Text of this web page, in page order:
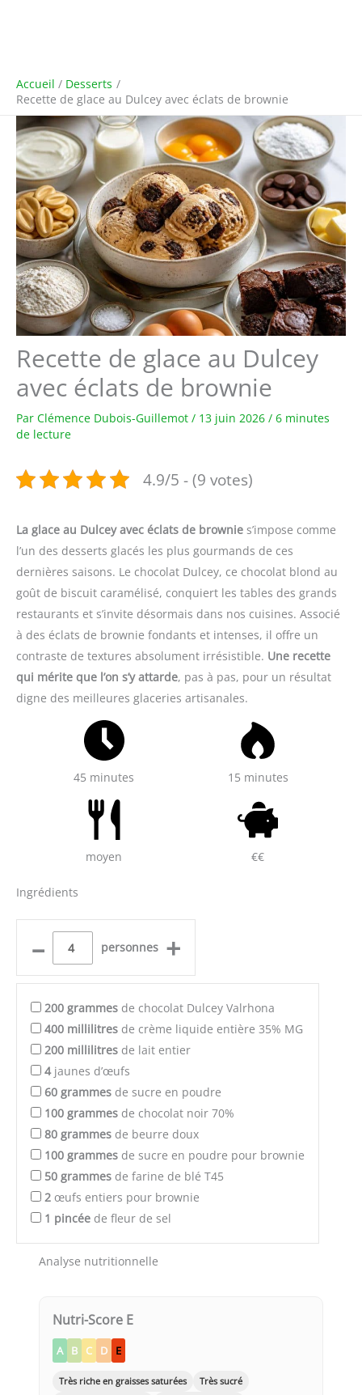
Accueil
Desserts
Recette de glace au Dulcey avec éclats de brownie
Recette de glace au Dulcey
avec éclats de brownie
Par Clémence Dubois-Guillemot / 13 juin 2026 / 6 minutes
de lecture
4.9/5 - (9 votes)
La glace au Dulcey avec éclats de brownie s’impose comme
l’un des desserts glacés les plus gourmands de ces
dernières saisons. Le chocolat Dulcey, ce chocolat blond au
goût de biscuit caramélisé, conquiert les tables des grands
restaurants et s’invite désormais dans nos cuisines. Associé
à des éclats de brownie fondants et intenses, il offre un
contraste de textures absolument irrésistible. Une recette
qui mérite que l’on s’y attarde, pas à pas, pour un résultat
digne des meilleures glaceries artisanales.
45 minutes 15 minutes
moyen €€
Ingrédients
– personnes +
200 grammes de chocolat Dulcey Valrhona
400 millilitres de crème liquide entière 35% MG
200 millilitres de lait entier
4jaunes d’œufs
60 grammes de sucre en poudre
100 grammes de chocolat noir 70%
80 grammes de beurre doux
100 grammes de sucre en poudre pour brownie
50 grammes de farine de blé T45
2 œufs entiers pour brownie
1 pincée de fleur de sel
Analyse nutritionnelle
Nutri-Score E
A B C D E
Très riche en graisses saturées
Très sucré